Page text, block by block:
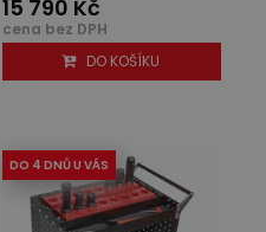
15 790 Kč
cena bez DPH
DO KOŠÍKU
DO 4 DNŮ U VÁS